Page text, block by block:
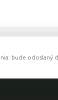
bude odoslaný